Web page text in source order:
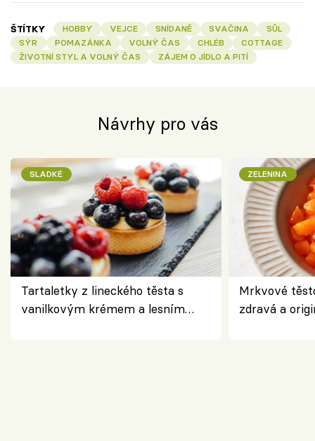
ŠTÍTKY HOBBY VEJCE SNÍDANĚ SVAČINA
SŮL
SÝR
POMAZÁNKA VOLNÝ ČAS CHLÉB
COTTAGE
ŽIVOTNÍ STYL A VOLNÝ ČAS
ZÁJEM O JÍDLO A PITÍ
Návrhy pro vás
SLADKÉ
Tartaletky z lineckého těsta s
vanilkovým krémem a lesním
ZELENINA
Mrkvové
zdravá a